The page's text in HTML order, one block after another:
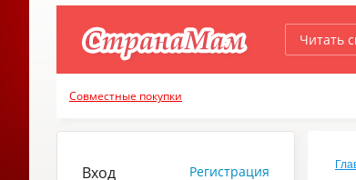
Читать
Совместные покупки
Вход Регистрация